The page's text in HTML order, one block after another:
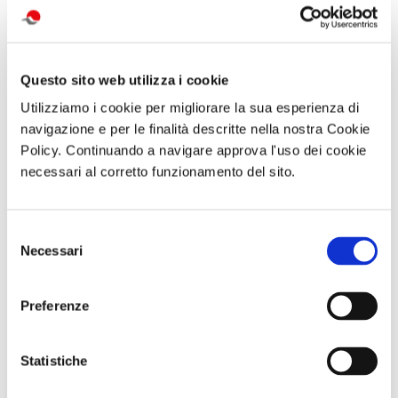
Questo sito web utilizza i cookie
Utilizziamo i cookie per migliorare la sua esperienza di
navigazione e per le finalità descritte nella nostra Cookie
Policy. Continuando a navigare approva l'uso dei cookie
necessari al corretto funzionamento del sito.
delNecessari
Preferenze
Statistiche
12 Settembre
Trekking con
MONTE FAITO -
UNA TERRAZZA
SUL GOLFO
Settembre 2026
ore 09:30